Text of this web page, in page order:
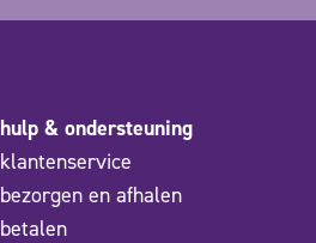
hulp & ondersteuning
klantenservice
bezorgen en afhalen
betalen